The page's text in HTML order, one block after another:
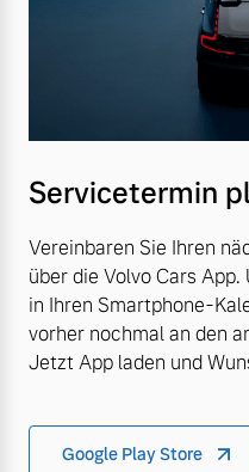
Servicetermin
Vereinbaren Sie Ihren
über die Volvo Cars
in Ihren Smartphone-
vorher nochmal an den
Jetzt App laden und
Google Play Store